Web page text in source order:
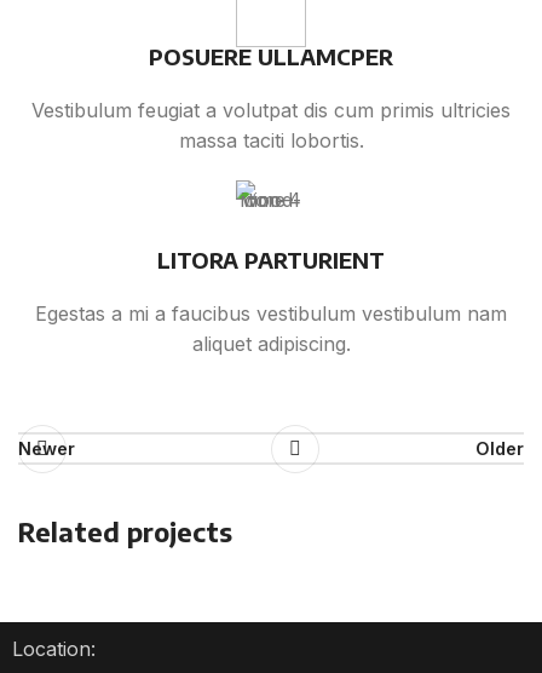
POSUERE ULLAMCPER
Vestibulum feugiat a volutpat dis cum primis ultricies
massa taciti lobortis.
LITORA PARTURIENT
Egestas a mi a faucibus vestibulum vestibulum nam
aliquet adipiscing.
Newer Older
Related projects
Suspendisse quam at vestibulum
Location: